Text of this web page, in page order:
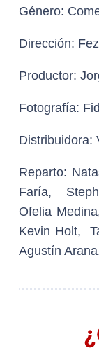
Género:
Dirección:
Productor:
Fotografía:
Distribuidora:
Reparto:
Faría,
Ofelia
Kevin Holt,
Agustín